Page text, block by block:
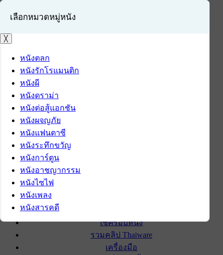
เข้าสู่ระบบ
สมัครสมาชิก
เช็ครอบหนัง
รวมคลิป Thaiware
เครื่องมือ
เลือกหมวดหมู่หนัง
╳
หนังตลก
หนังรักโรแมนติก
หนังผี
หนังดราม่า
หนังต่อสู้แอกชัน
หนังผจญภัย
หนังแฟนตาซี
หนังระทึกขวัญ
หนังการ์ตูน
หนังอาชญากรรม
หนังไซไฟ
หนังเพลง
หนังสารคดี